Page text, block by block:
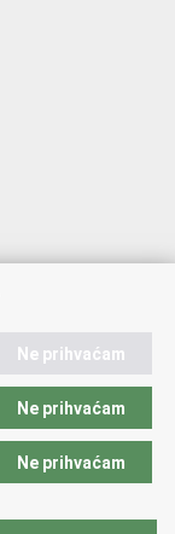
Ne prihvaćam
Ne prihvaćam
Ne prihvaćam